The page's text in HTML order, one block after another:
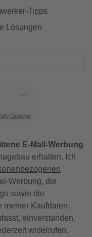
Tipps
Lösungen
Captcha
E-Mail-Werbung
erhalten. Ich
Werbung, die
sowie die
meiner Kaufdaten,
einverstanden.
widerrufen.